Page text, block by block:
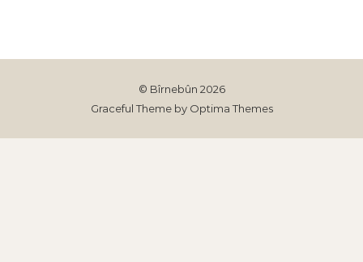
© Bîrnebûn 2026
Graceful Theme by Optima Themes